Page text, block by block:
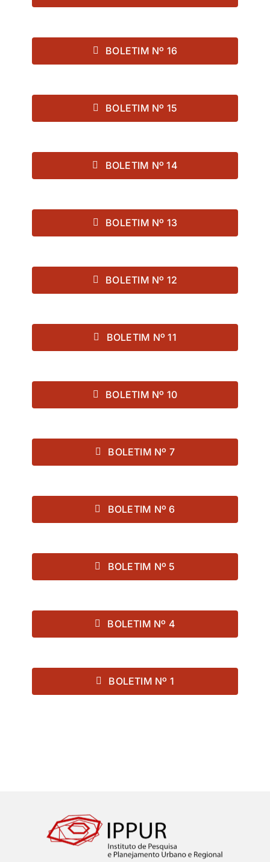
BOLETIM Nº 16
BOLETIM Nº 15
BOLETIM Nº 14
BOLETIM Nº 13
BOLETIM Nº 12
BOLETIM Nº 11
BOLETIM Nº 10
BOLETIM Nº 7
BOLETIM Nº 6
BOLETIM Nº 5
BOLETIM Nº 4
BOLETIM Nº 1